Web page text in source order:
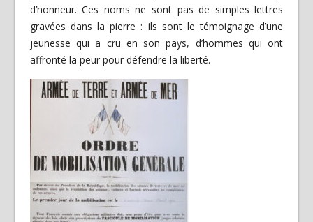
d’honneur. Ces noms ne sont pas de simples lettres
gravées dans la pierre : ils sont le témoignage d’une
jeunesse qui a cru en son pays, d’hommes qui ont
affronté la peur pour défendre la liberté.